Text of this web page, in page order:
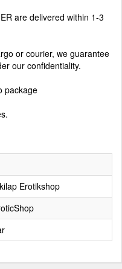
are delivered within 1-3
or courier, we guarantee
our confidentiality.
package
Erotikshop